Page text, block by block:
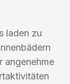
laden zu
angenehme